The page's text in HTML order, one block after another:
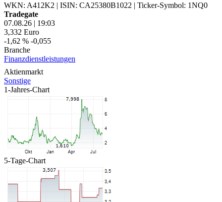
WKN: A412K2 | ISIN: CA25380B1022 | Ticker-Symbol: 1NQ0
Tradegate
07.08.26 | 19:03
3,332 Euro
-1,62 % -0,055
Branche
Finanzdienstleistungen
Aktienmarkt
Sonstige
1-Jahres-Chart
5-Tage-Chart